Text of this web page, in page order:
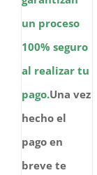
un proceso
100% seguro
al realizar tu
pago.Una vez
hecho el
pago en
breve te